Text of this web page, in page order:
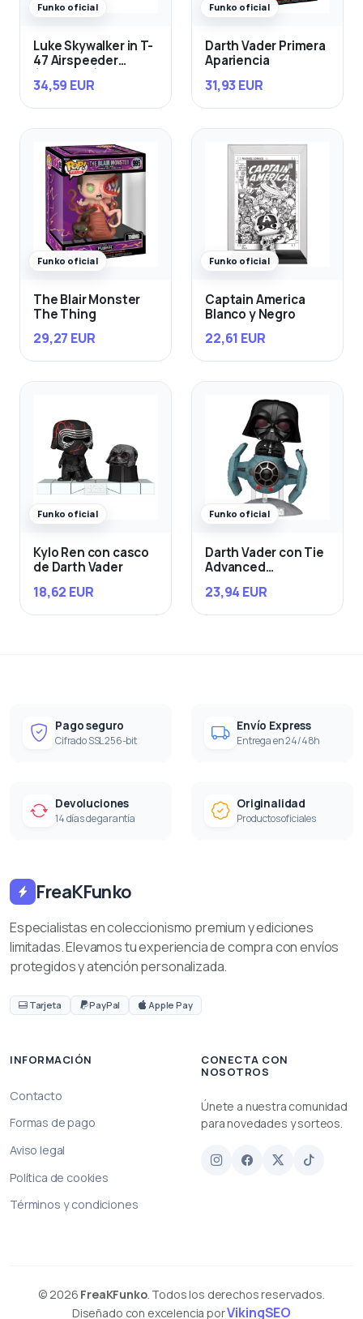
Funko oficial
Luke Skywalker in T-
47 Airspeeder
34,59 EUR
Funko oficial
Darth Vader Primera
Apariencia
31,93 EUR
Funko oficial
The Blair Monster
The Thing
29,27 EUR
Funko oficial
Captain America
Blanco y Negro
22,61 EUR
Funko oficial
Kylo Ren con casco
de Darth Vader
18,62 EUR
Funko oficial
Darth Vader con Tie
Advanced
23,94 EUR
Pago seguro
Cifrado SSL 256-bit
Envío Express
Entrega en 24/48h
Devoluciones
14 días de garantía
Originalidad
Productos oficiales
FreaKFunko
Especialistas en coleccionismo premium y ediciones
limitadas. Elevamos tu experiencia de compra con envíos
protegidos y atención personalizada.
Tarjeta PayPal Apple Pay
INFORMACIÓN
Contacto
Formas de pago
Aviso legal
Política de cookies
Términos y condiciones
CONECTA CON
NOSOTROS
Únete a nuestra comunidad
para novedades y sorteos.
© 2026 FreaKFunko. Todos los derechos reservados.
Diseñado con excelencia porVikingSEO